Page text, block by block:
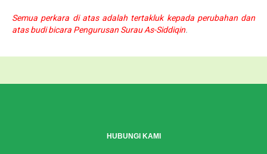
Semua perkara di atas adalah tertakluk kepada perubahan dan
atas budi bicara Pengurusan Surau As-Siddiqin.
HUBUNGI KAMI